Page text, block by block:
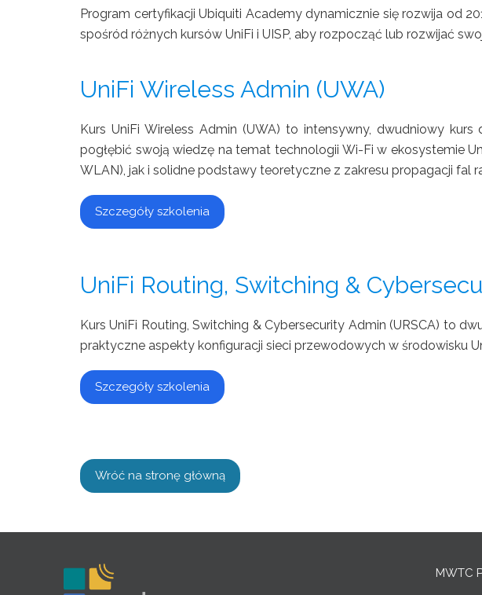
Program certyfikacji Ubiquiti Academy dynamicznie się rozwija od
spośród różnych kursów UniFi i UISP, aby rozpocząć lub rozwijać
UniFi Wireless Admin (UWA)
Kurs UniFi Wireless Admin (UWA) to intensywny, dwudniowy
pogłębić swoją wiedzę na temat technologii Wi-Fi w ekosystemie
WLAN), jak i solidne podstawy teoretyczne z zakresu propagacji fal
Szczegóły szkolenia
UniFi Routing, Switching &
Kurs UniFi Routing, Switching & Cybersecurity Admin (URSCA) to
praktyczne aspekty konfiguracji sieci przewodowych w środowisku
Szczegóły szkolenia
Wróć na stronę główną
MWTC